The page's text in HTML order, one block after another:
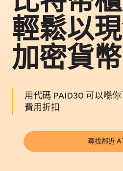
輕鬆以
加密貨幣
用代碼 PAID30 可以喺
費用折扣
尋找鄰近